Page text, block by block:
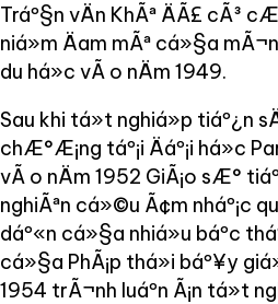
Tráº§n vÄn KhÃª ÄÃ£ cÃ³
niá»m Äam mÃª cá»§a
du há»c vÃ o nÄm 1949.
Sau khi tá»t nghiá»p tiáº¿n
chÆ°Æ¡ng táº¡i Äáº¡i há»c
vÃ o nÄm 1952 GiÃ¡o sÆ°
nghiÃªn cá»©u Ã¢m nháº¡c
dáº«n cá»§a nhiá»u báº­c
cá»§a PhÃ¡p thá»i báº¥y
1954 trÃ¬nh luáº­n Ã¡n tá»t